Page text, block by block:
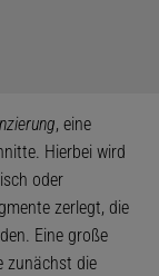
, eine
Hierbei wird
oder
zerlegt, die
Eine große
zunächst die